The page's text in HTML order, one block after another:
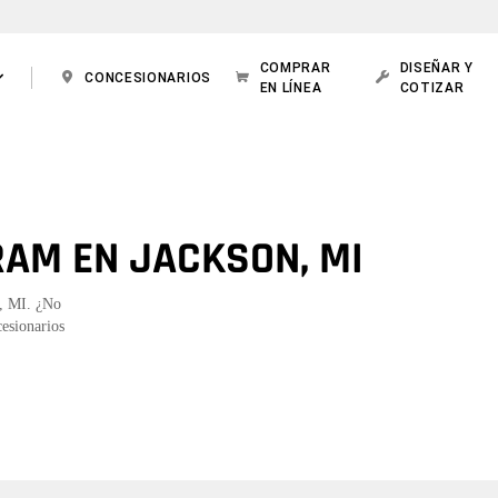
CONCESIONARIOS
COMPRAR
EN LÍNEA
DISEÑAR Y
COTIZAR
EN JACKSON, MI
MI. ¿No